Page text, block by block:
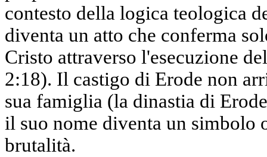
contesto della logica teologica
diventa un atto che conferma
Cristo attraverso l'esecuzione
2:18). Il castigo di Erode non
sua famiglia (la dinastia di
il suo nome diventa un simbolo
brutalità.